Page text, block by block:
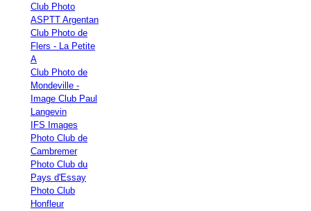
Club Photo
ASPTT Argentan
Club Photo de
Flers - La Petite
A
Club Photo de
Mondeville -
Image Club Paul
Langevin
IFS Images
Photo Club de
Cambremer
Photo Club du
Pays d'Essay
Photo Club
Honfleur